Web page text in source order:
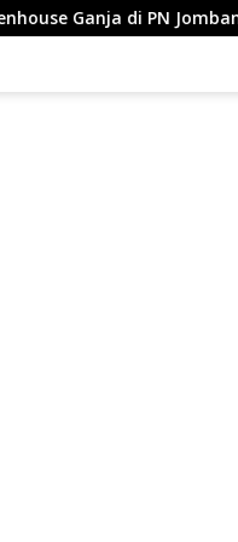
Jombang: Kuasa Hukum